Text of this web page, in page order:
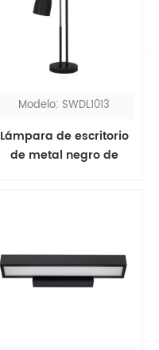
Modelo: SWDL1013
Lámpara de escritorio
de metal negro de